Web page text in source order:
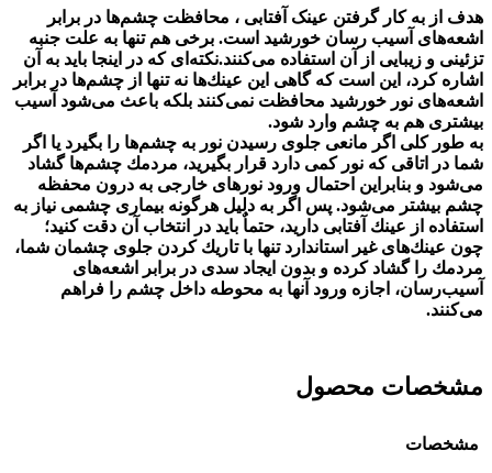
هدف از به كار گرفتن عینک آفتابی ، محافظت چشم‌ها در برابر
اشعه‌های آسیب‌ رسان خورشید است‏‏‏.‏‏‏ برخی هم تنها به علت جنبه
تزئینی و زیبایی از آن استفاده می‌كنند‏‏‏.‏‏‏نكته‌ای‌ كه در اینجا باید به آن
اشاره كرد، این است كه گاهی این عینك‌ها نه تنها از چشم‌ها در برابر
اشعه‌های نور خورشید محافظت نمی‌كنند بلكه باعث می‌شود آسیب
بیشتری هم به چشم وارد شود‏‏‏.‏‏‏
به طور كلی اگر مانعی جلوی رسیدن نور به چشم‌ها را بگیرد یا اگر
شما در اتاقی كه نور كمی دارد قرار بگیرید، مردمك چشم‌ها گشاد
می‌شود و بنابراین احتمال ورود نورهای خارجی به درون محفظه
چشم بیشتر می‌شود‏‏‏.‏‏‏ پس اگر به دلیل هرگونه بیماری چشمی نیاز به
استفاده از عینك آفتابی دارید، حتماٌ باید در انتخاب آن دقت كنید؛
چون عینك‌های غیر استاندارد تنها با تاریك كردن جلوی چشمان شما،
مردمك را گشاد كرده و بدون ایجاد سدی در برابر اشعه‌های
آسیب‌رسان، اجازه ورود آنها به محوطه داخل چشم را فراهم
می‌كنند‏‏‏.‏‏‏
مشخصات محصول
مشخصات